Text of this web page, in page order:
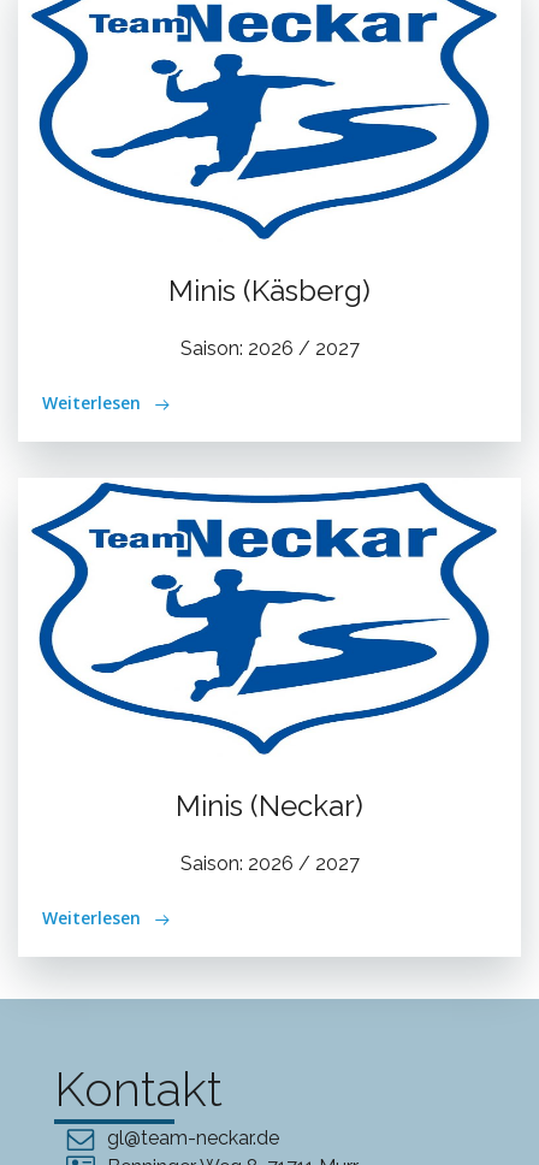
Minis (Käsberg)
Saison: 2026 / 2027
Weiterlesen
Minis (Neckar)
Saison: 2026 / 2027
Weiterlesen
Kontakt
gl@team-neckar.de